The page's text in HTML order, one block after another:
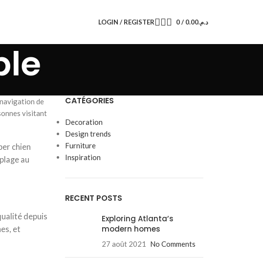
LOGIN / REGISTER 0/ د.م.0.00
de
visitant
chien
au
depuis
et
CATÉGORIES
Decoration
Design trends
Furniture
Inspiration
RECENT POSTS
Exploring Atlanta’s
modern homes
27 août 2021 No Comments